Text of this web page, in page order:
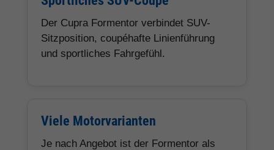
Der Cupra Formentor verbindet SUV-
Sitzposition, coupéhafte Linienführung
und sportliches Fahrgefühl.
Viele Motorvarianten
Je nach Angebot ist der Formentor als